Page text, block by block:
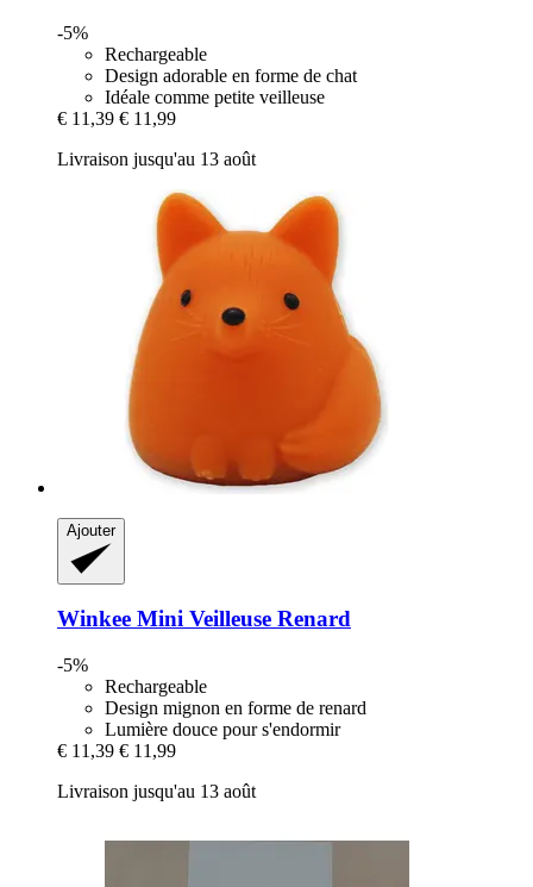
-5%
Rechargeable
Design adorable en forme de chat
Idéale comme petite veilleuse
€ 11,39 € 11,99
Livraison jusqu'au 13 août
Ajouter
Winkee Mini Veilleuse Renard
-5%
Rechargeable
Design mignon en forme de renard
Lumière douce pour s'endormir
€ 11,39 € 11,99
Livraison jusqu'au 13 août